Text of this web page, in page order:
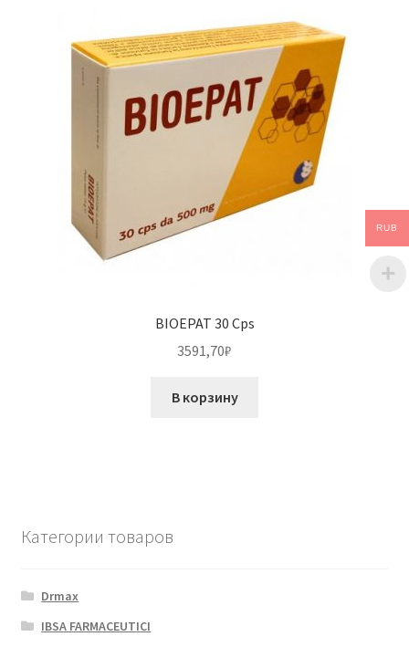
BIOEPAT 30 Cps
3591,70₽
В корзину
Категории товаров
Drmax
IBSA FARMACEUTICI
RUB